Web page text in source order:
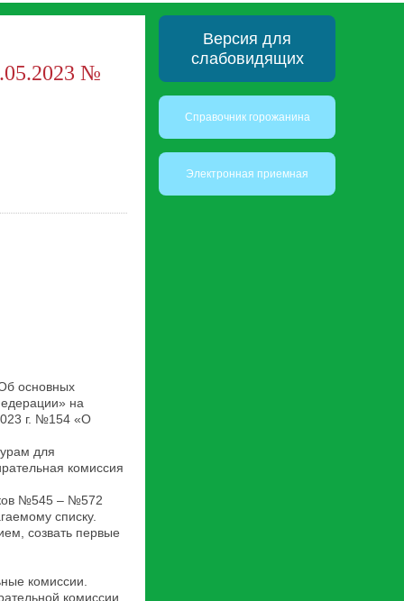
№
основных
на
г. №154 «О
для
комиссия
№545 – №572
списку.
созвать первые
комиссии.
комиссии
Версия для
слабовидящих
Справочник горожанина
Электронная приемная